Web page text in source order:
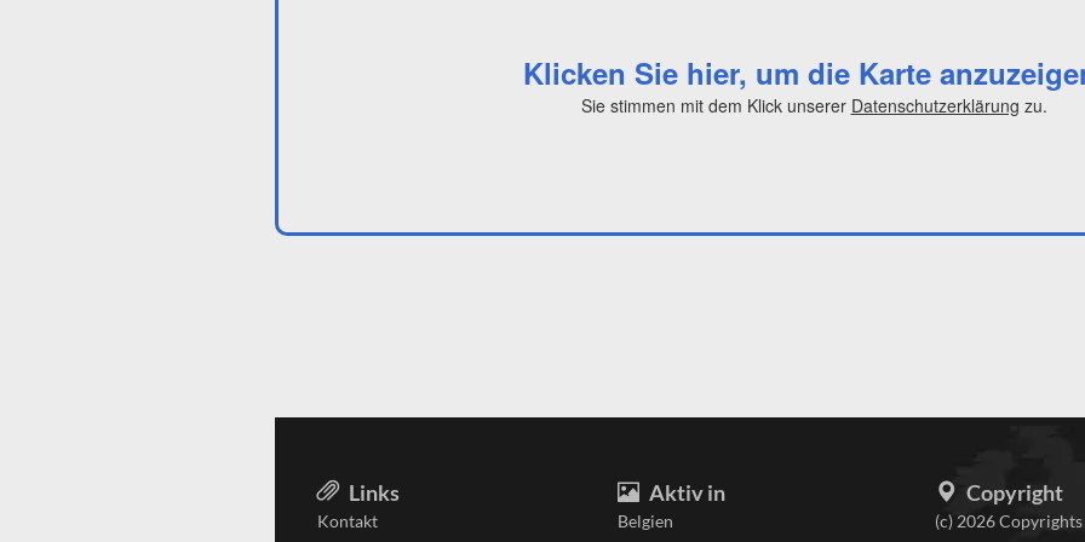
Klicken Sie hier, um die Karte
Sie stimmen mit dem Klick unserer Datenschutzerklärung zu.
Links
Kontakt
Aktiv in
Belgien
Copyright
(c) 2026 Copyrights